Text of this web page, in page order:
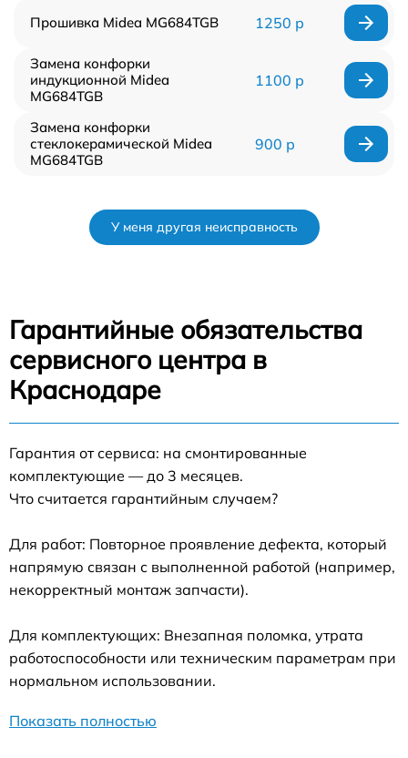
Прошивка Midea MG684TGB 1250 р
Замена конфорки
индукционной Midea
MG684TGB
1100 р
Замена конфорки
стеклокерамической Midea
MG684TGB
900 р
У меня другая неисправность
Гарантийные обязательства
сервисного центра в
Краснодаре
Гарантия от сервиса: на смонтированные
комплектующие — до 3 месяцев.
Что считается гарантийным случаем?
Для работ: Повторное проявление дефекта, который
напрямую связан с выполненной работой (например,
некорректный монтаж запчасти).
Для комплектующих: Внезапная поломка, утрата
работоспособности или техническим параметрам при
нормальном использовании.
Показать полностью